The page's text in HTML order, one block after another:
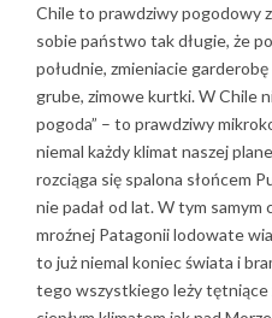
Chile to prawdziwy pogodowy
sobie państwo tak długie, że
południe, zmieniacie
grube, zimowe kurtki. W Chile
pogoda” – to prawdziwy
niemal każdy klimat naszej
rozciąga się spalona słońcem
nie padał od lat. W tym samym
mroźnej Patagonii lodowate
to już niemal koniec świata i
tego wszystkiego leży tętniące